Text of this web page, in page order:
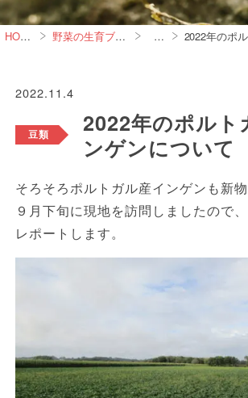
HOME 野菜の生育ブログ 豆類 2022年のポル
2022.11.4
豆類
2022年のポルト
ンゲンについて
そろそろポルトガル産インゲンも新物
９月下旬に現地を訪問しましたので
レポートします。